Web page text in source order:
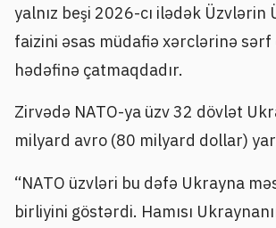
yalnız beşi 2026-cı ilədək Üzvlərin
faizini əsas müdafiə xərclərinə
hədəfinə çatmaqdadır.
Zirvədə NATO-ya üzv 32 dövlət
milyard avro (80 milyard dollar)
“NATO üzvləri bu dəfə Ukrayna
birliyini göstərdi. Hamısı